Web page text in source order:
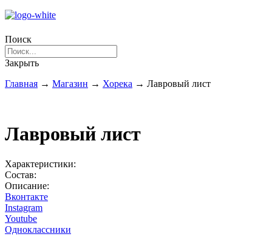
Поиск
Закрыть
Главная → Магазин → Хорека → Лавровый лист
Лавровый лист
Характеристики:
Состав:
Описание:
Вконтакте
Instagram
Youtube
Одноклассники